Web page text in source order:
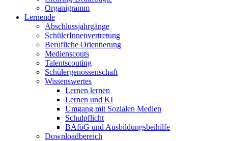
Organigramm
Lernende
Abschlussjahrgänge
SchülerInnenvertretung
Berufliche Orientierung
Medienscouts
Talentscouting
Schüler­genossen­schaft
Wissenswertes
Lernen lernen
Lernen und KI
Umgang mit Sozialen Medien
Schulpflicht
BAföG und Ausbildungsbeihilfe
Downloadbereich